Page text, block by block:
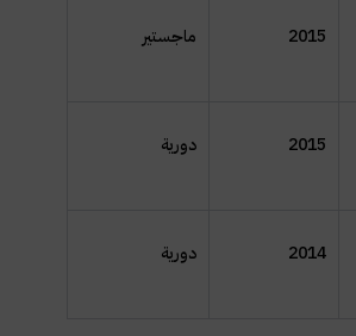
2015 ماجستير
2015 دورية
2014 دورية